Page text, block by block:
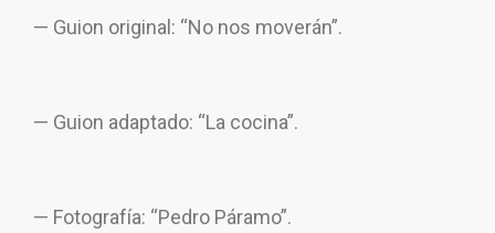
— Guion original: “No nos moverán”.
— Guion adaptado: “La cocina”.
— Fotografía: “Pedro Páramo”.